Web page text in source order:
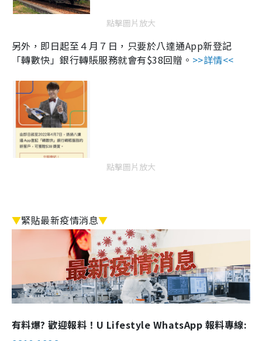
點擊圖片放大
另外，即日起至４月７日，只要於八達通App新登記
「轉數快」銀行轉賬服務就會有$38回贈。 >>詳情<<
點擊圖片放大
▼緊貼最新疫情消息▼
有料爆? 歡迎報料！U Lifestyle WhatsApp 報料專線: